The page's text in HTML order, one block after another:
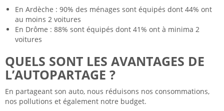
En Ardèche : 90% des ménages sont équipés dont 44% ont
au moins 2 voitures
En Drôme : 88% sont équipés dont 41% ont à minima 2
voitures
QUELS SONT LES AVANTAGES DE
L’AUTOPARTAGE ?
En partageant son auto, nous réduisons nos consommations,
nos pollutions et également notre budget.